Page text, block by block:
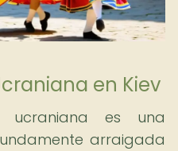
en Kiev
ucraniana es una
arraigada